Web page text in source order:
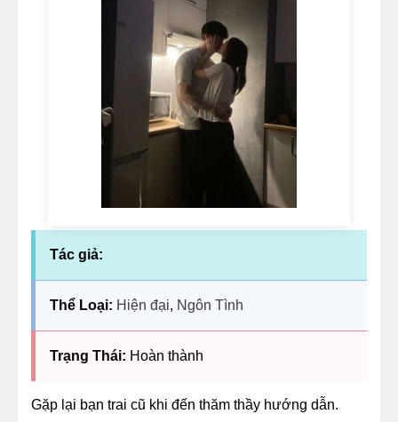
Tác giả:
Thể Loại: Hiện đại, Ngôn Tình
Trạng Thái: Hoàn thành
Gặp lại bạn trai cũ khi đến thăm thầy hướng dẫn.